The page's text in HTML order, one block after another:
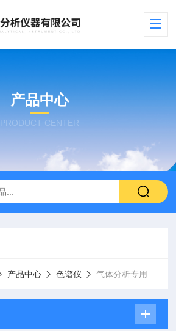
产品中心
PRODUCT CENTER
产品中心 色谱仪 气体分析专用色谱仪